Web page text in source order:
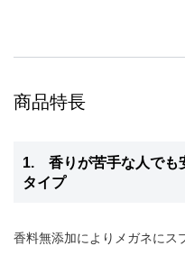
商品特長
1. 香りが苦手な人でも
タイプ
香料無添加によりメガネにス